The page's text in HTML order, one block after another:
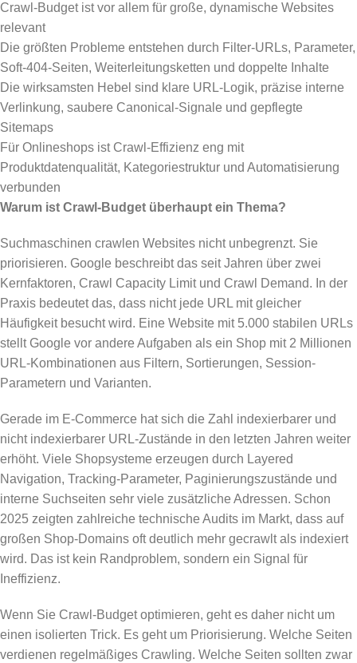
Crawl-Budget ist vor allem für große, dynamische Websites
relevant
Die größten Probleme entstehen durch Filter-URLs, Parameter,
Soft-404-Seiten, Weiterleitungsketten und doppelte Inhalte
Die wirksamsten Hebel sind klare URL-Logik, präzise interne
Verlinkung, saubere Canonical-Signale und gepflegte
Sitemaps
Für Onlineshops ist Crawl-Effizienz eng mit
Produktdatenqualität, Kategoriestruktur und Automatisierung
verbunden
Warum ist Crawl-Budget überhaupt ein Thema?
Suchmaschinen crawlen Websites nicht unbegrenzt. Sie
priorisieren. Google beschreibt das seit Jahren über zwei
Kernfaktoren, Crawl Capacity Limit und Crawl Demand. In der
Praxis bedeutet das, dass nicht jede URL mit gleicher
Häufigkeit besucht wird. Eine Website mit 5.000 stabilen URLs
stellt Google vor andere Aufgaben als ein Shop mit 2 Millionen
URL-Kombinationen aus Filtern, Sortierungen, Session-
Parametern und Varianten.
Gerade im E-Commerce hat sich die Zahl indexierbarer und
nicht indexierbarer URL-Zustände in den letzten Jahren weiter
erhöht. Viele Shopsysteme erzeugen durch Layered
Navigation, Tracking-Parameter, Paginierungszustände und
interne Suchseiten sehr viele zusätzliche Adressen. Schon
2025 zeigten zahlreiche technische Audits im Markt, dass auf
großen Shop-Domains oft deutlich mehr gecrawlt als indexiert
wird. Das ist kein Randproblem, sondern ein Signal für
Ineffizienz.
Wenn Sie Crawl-Budget optimieren, geht es daher nicht um
einen isolierten Trick. Es geht um Priorisierung. Welche Seiten
verdienen regelmäßiges Crawling. Welche Seiten sollten zwar